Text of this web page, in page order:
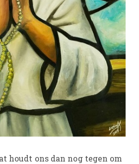
houdt ons dan nog tegen om